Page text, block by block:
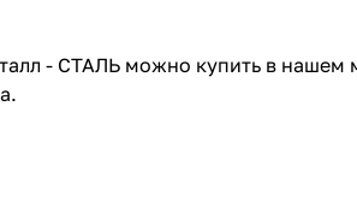
- СТАЛЬ можно купить в нашем